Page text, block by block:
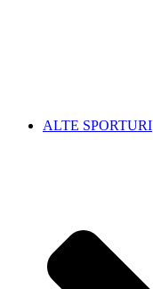
ALTE SPORTURI